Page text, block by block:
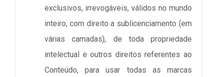
exclusivos, irrevogáveis, válidos no mundo
inteiro, com direito a sublicenciamento (em
várias camadas), de toda propriedade
intelectual e outros direitos referentes ao
Conteúdo, para usar todas as marcas